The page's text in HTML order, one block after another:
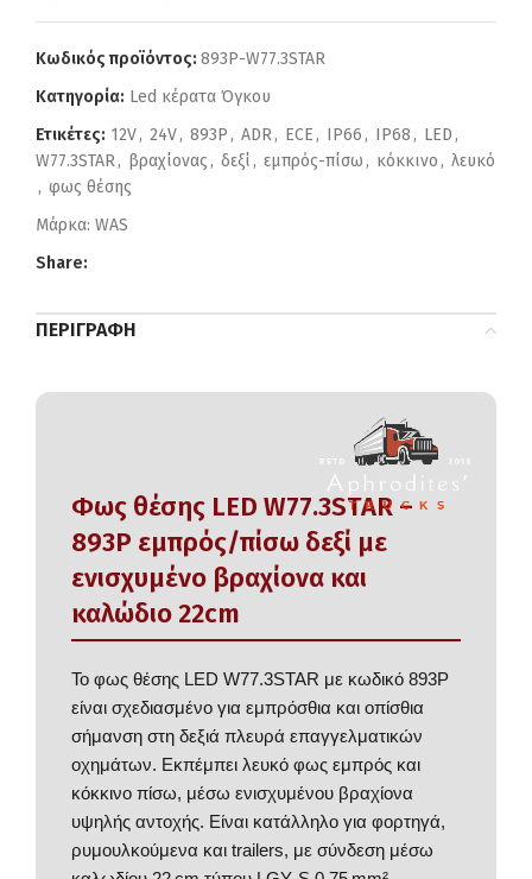
Κωδικός προϊόντος: 893P-W77.3STAR
Κατηγορία: Led κέρατα Όγκου
Ετικέτες: 12V, 24V, 893P , ADR, ECE , IP66 , IP68 , LED ,
W77.3STAR, βραχίονας , δεξί , εμπρός-πίσω , κόκκινο , λευκό
, φως θέσης
Μάρκα: WAS
Share:
ΠΕΡΙΓΡΑΦΉ
Φως θέσης LED W77.3STAR –
893P εμπρός/πίσω δεξί με
ενισχυμένο βραχίονα και
καλώδιο 22cm
Το φως θέσης LED W77.3STAR με κωδικό 893P
είναι σχεδιασμένο για εμπρόσθια και οπίσθια
σήμανση στη δεξιά πλευρά επαγγελματικών
οχημάτων. Εκπέμπει λευκό φως εμπρός και
κόκκινο πίσω, μέσω ενισχυμένου βραχίονα
υψηλής αντοχής. Είναι κατάλληλο για φορτηγά,
ρυμουλκούμενα και trailers, με σύνδεση μέσω